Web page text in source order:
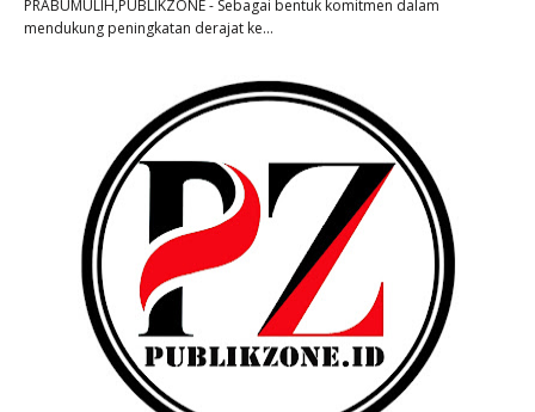
PRABUMULIH,PUBLIKZONE - Sebagai bentuk komitmen dalam
mendukung peningkatan derajat ke…